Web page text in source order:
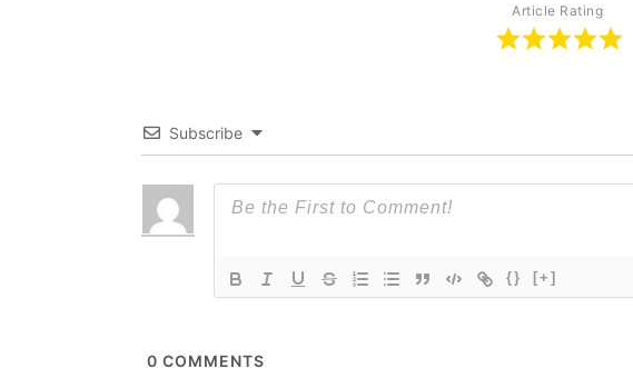
Article Rating
Subscribe
{} [+]
0 COMMENTS